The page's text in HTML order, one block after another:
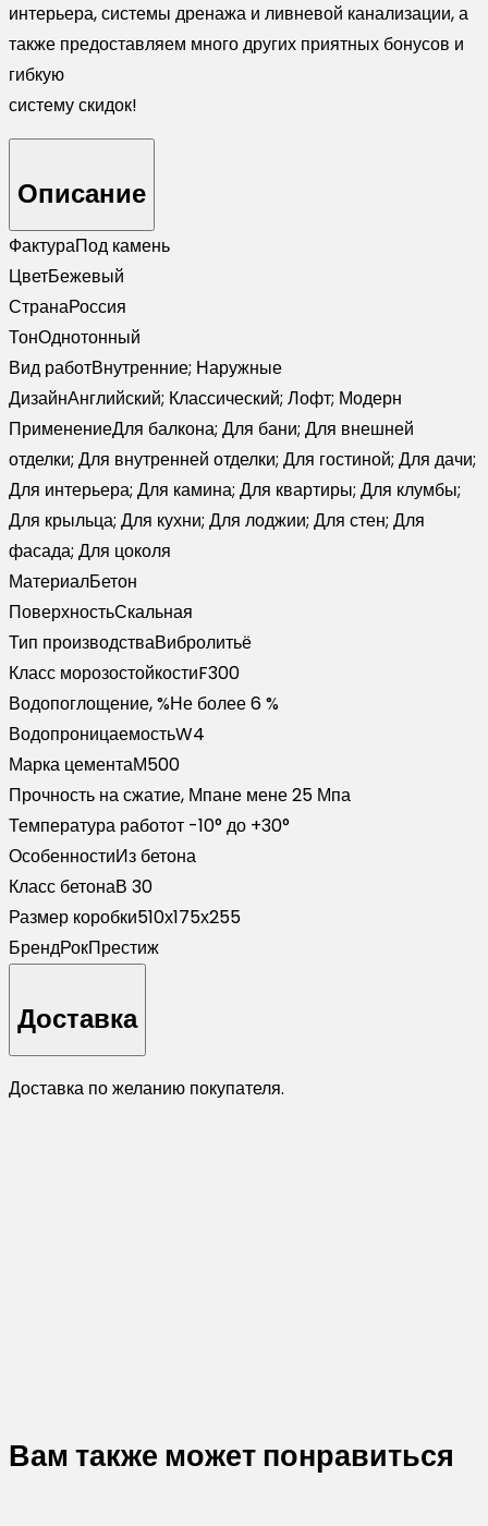
интерьера, системы дренажа и ливневой канализации, а
также предоставляем много других приятных бонусов и
гибкую
систему скидок!
Описание
ФактураПод камень
ЦветБежевый
СтранаРоссия
ТонОднотонный
Вид работВнутренние; Наружные
ДизайнАнглийский; Классический; Лофт; Модерн
ПрименениеДля балкона; Для бани; Для внешней
отделки; Для внутренней отделки; Для гостиной; Для дачи;
Для интерьера; Для камина; Для квартиры; Для клумбы;
Для крыльца; Для кухни; Для лоджии; Для стен; Для
фасада; Для цоколя
МатериалБетон
ПоверхностьСкальная
Тип производстваВибролитьё
Класс морозостойкостиF300
Водопоглощение, %Не более 6 %
ВодопроницаемостьW4
Марка цементаМ500
Прочность на сжатие, Мпане мене 25 Мпа
Температура работот -10° до +30°
ОсобенностиИз бетона
Класс бетонаВ 30
Размер коробки510х175х255
БрендРокПрестиж
Доставка
Доставка по желанию покупателя.
Вам также может понравиться